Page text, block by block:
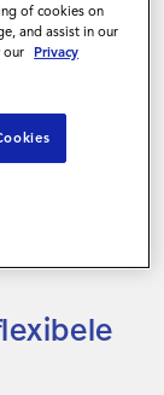
inhuren
krijg
en
of cookies on
and assist in our
our Privacy